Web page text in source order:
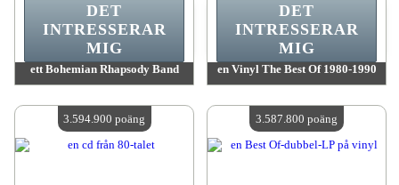
ett Bohemian Rhapsody Band
Antal tillgängliga:4
DET
INTRESSERAR
MIG
en Vinyl The Best Of 1980-1990
Antal tillgängliga:4
DET
INTRESSERAR
MIG
3.594.900 poäng 3.587.800 poäng